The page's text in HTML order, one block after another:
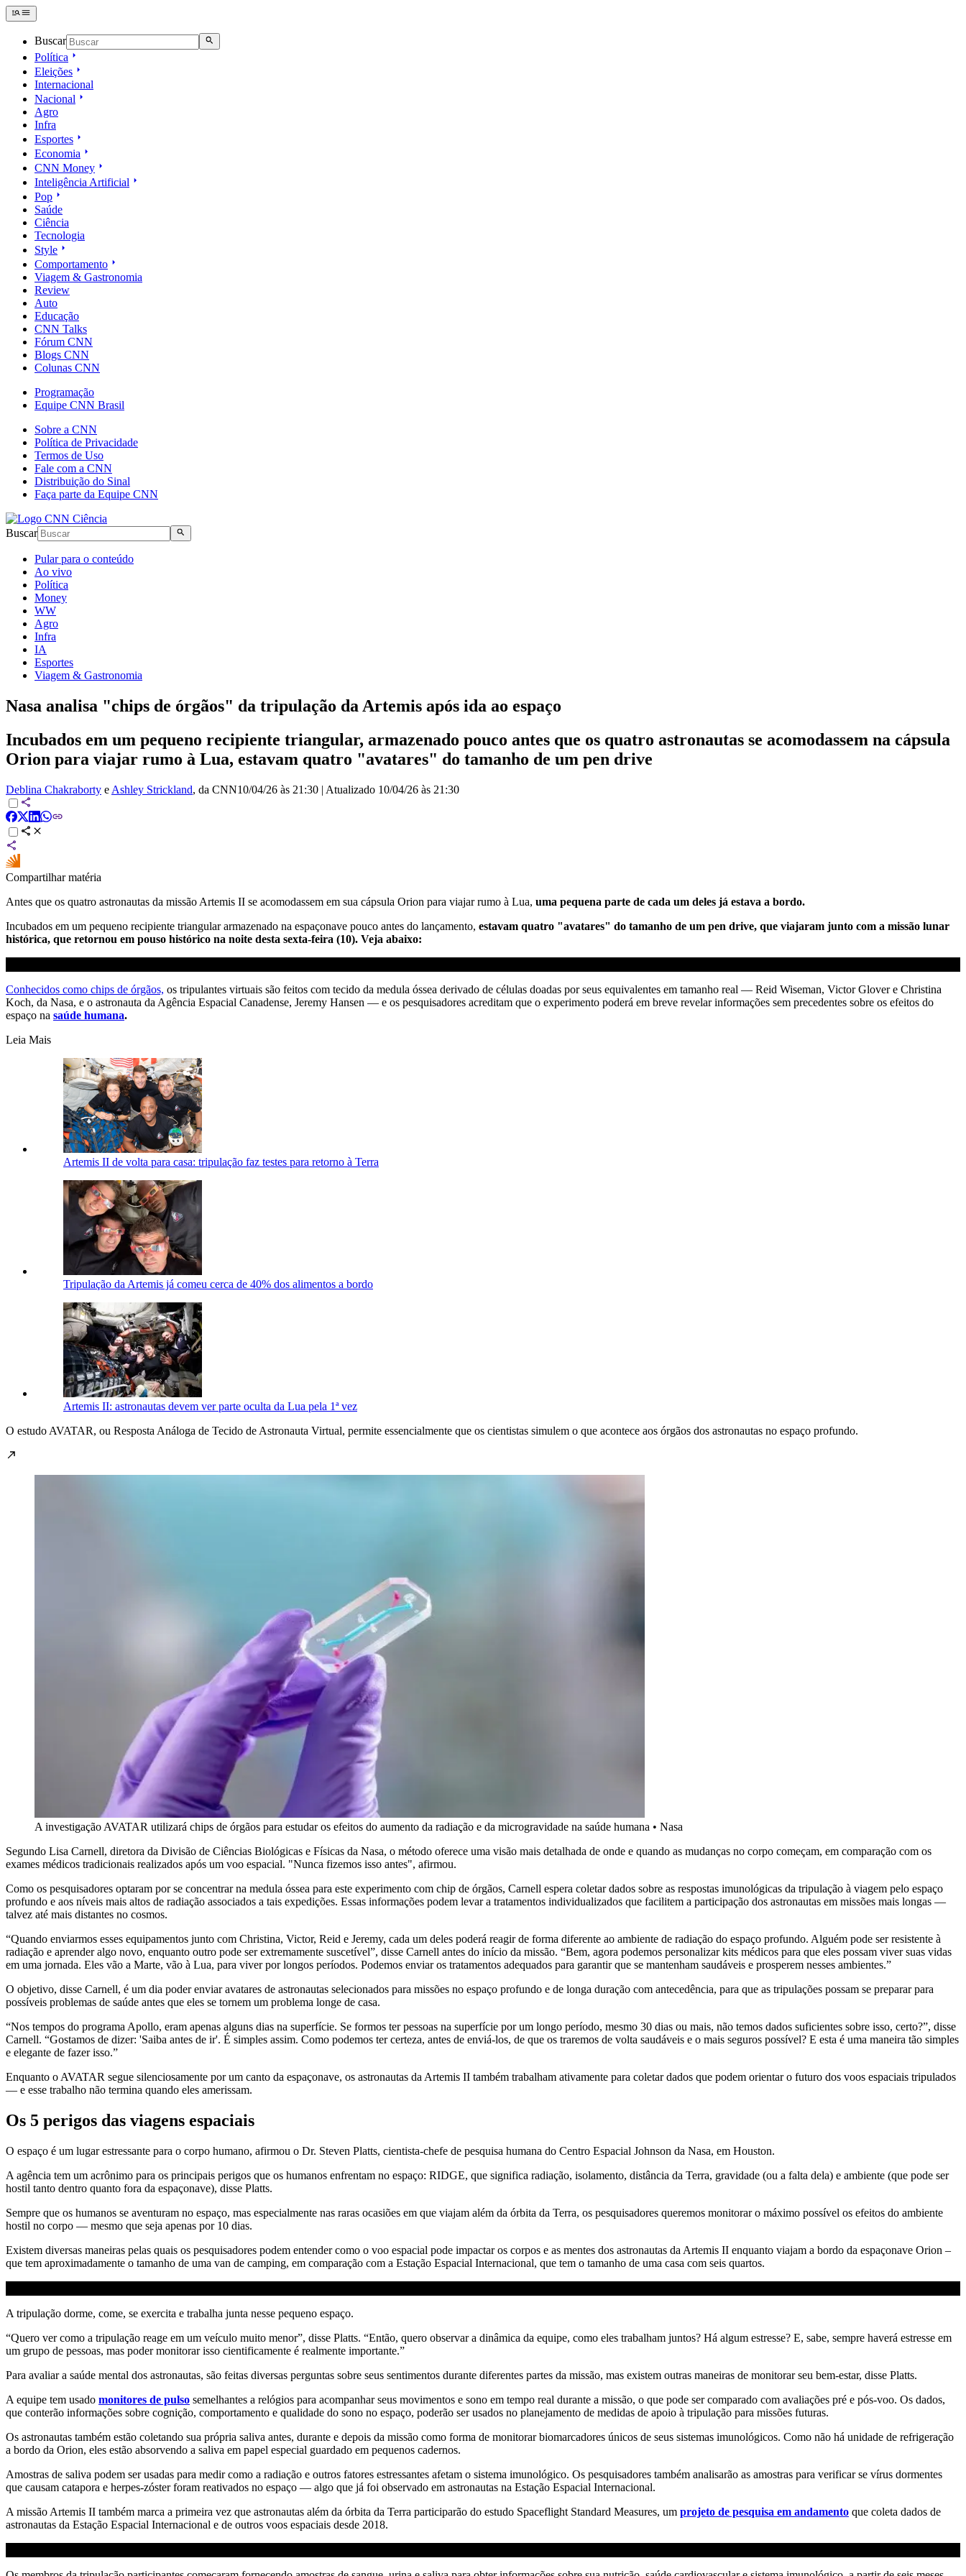
Buscar
Política
Eleições
Internacional
Nacional
Agro
Infra
Esportes
Economia
CNN Money
Inteligência Artificial
Pop
Saúde
Ciência
Tecnologia
Style
Comportamento
Viagem & Gastronomia
Review
Auto
Educação
CNN Talks
Fórum CNN
Blogs CNN
Colunas CNN
Programação
Equipe CNN Brasil
Sobre a CNN
Política de Privacidade
Termos de Uso
Fale com a CNN
Distribuição do Sinal
Faça parte da Equipe CNN
Buscar
Pular para o conteúdo
Ao vivo
Política
Money
WW
Agro
Infra
IA
Esportes
Viagem & Gastronomia
Nasa analisa "chips de órgãos" da tripulação da Artemis após ida ao espaço
Incubados em um pequeno recipiente triangular, armazenado pouco antes que os quatro astronautas se acomodassem na cápsula
Orion para viajar rumo à Lua, estavam quatro "avatares" do tamanho de um pen drive
Deblina Chakraborty e Ashley Strickland, da CNN10/04/26 às 21:30 | Atualizado 10/04/26 às 21:30
Compartilhar matéria
Antes que os quatro astronautas da missão Artemis II se acomodassem em sua cápsula Orion para viajar rumo à Lua, uma pequena parte de cada um deles já estava a bordo.
Incubados em um pequeno recipiente triangular armazenado na espaçonave pouco antes do lançamento, estavam quatro "avatares" do tamanho de um pen drive, que viajaram junto com a missão lunar
histórica, que retornou em pouso histórico na noite desta sexta-feira (10). Veja abaixo:
Conhecidos como chips de órgãos, os tripulantes virtuais são feitos com tecido da medula óssea derivado de células doadas por seus equivalentes em tamanho real — Reid Wiseman, Victor Glover e Christina
Koch, da Nasa, e o astronauta da Agência Espacial Canadense, Jeremy Hansen — e os pesquisadores acreditam que o experimento poderá em breve revelar informações sem precedentes sobre os efeitos do
espaço na saúde humana.
Leia Mais
Artemis II de volta para casa: tripulação faz testes para retorno à Terra
Tripulação da Artemis já comeu cerca de 40% dos alimentos a bordo
Artemis II: astronautas devem ver parte oculta da Lua pela 1ª vez
O estudo AVATAR, ou Resposta Análoga de Tecido de Astronauta Virtual, permite essencialmente que os cientistas simulem o que acontece aos órgãos dos astronautas no espaço profundo.
A investigação AVATAR utilizará chips de órgãos para estudar os efeitos do aumento da radiação e da microgravidade na saúde humana • Nasa
Segundo Lisa Carnell, diretora da Divisão de Ciências Biológicas e Físicas da Nasa, o método oferece uma visão mais detalhada de onde e quando as mudanças no corpo começam, em comparação com os
exames médicos tradicionais realizados após um voo espacial. "Nunca fizemos isso antes", afirmou.
Como os pesquisadores optaram por se concentrar na medula óssea para este experimento com chip de órgãos, Carnell espera coletar dados sobre as respostas imunológicas da tripulação à viagem pelo espaço
profundo e aos níveis mais altos de radiação associados a tais expedições. Essas informações podem levar a tratamentos individualizados que facilitem a participação dos astronautas em missões mais longas —
talvez até mais distantes no cosmos.
“Quando enviarmos esses equipamentos junto com Christina, Victor, Reid e Jeremy, cada um deles poderá reagir de forma diferente ao ambiente de radiação do espaço profundo. Alguém pode ser resistente à
radiação e aprender algo novo, enquanto outro pode ser extremamente suscetível”, disse Carnell antes do início da missão. “Bem, agora podemos personalizar kits médicos para que eles possam viver suas vidas
em uma jornada. Eles vão a Marte, vão à Lua, para viver por longos períodos. Podemos enviar os tratamentos adequados para garantir que se mantenham saudáveis ​​e prosperem nesses ambientes.”
O objetivo, disse Carnell, é um dia poder enviar avatares de astronautas selecionados para missões no espaço profundo e de longa duração com antecedência, para que as tripulações possam se preparar para
possíveis problemas de saúde antes que eles se tornem um problema longe de casa.
“Nos tempos do programa Apollo, eram apenas alguns dias na superfície. Se formos ter pessoas na superfície por um longo período, mesmo 30 dias ou mais, não temos dados suficientes sobre isso, certo?”, disse
Carnell. “Gostamos de dizer: 'Saiba antes de ir'. É simples assim. Como podemos ter certeza, antes de enviá-los, de que os traremos de volta saudáveis ​​e o mais seguros possível? E esta é uma maneira tão simples
e elegante de fazer isso.”
Enquanto o AVATAR segue silenciosamente por um canto da espaçonave, os astronautas da Artemis II também trabalham ativamente para coletar dados que podem orientar o futuro dos voos espaciais tripulados
— e esse trabalho não termina quando eles amerissam.
Os 5 perigos das viagens espaciais
O espaço é um lugar estressante para o corpo humano, afirmou o Dr. Steven Platts, cientista-chefe de pesquisa humana do Centro Espacial Johnson da Nasa, em Houston.
A agência tem um acrônimo para os principais perigos que os humanos enfrentam no espaço: RIDGE, que significa radiação, isolamento, distância da Terra, gravidade (ou a falta dela) e ambiente (que pode ser
hostil tanto dentro quanto fora da espaçonave), disse Platts.
Sempre que os humanos se aventuram no espaço, mas especialmente nas raras ocasiões em que viajam além da órbita da Terra, os pesquisadores queremos monitorar o máximo possível os efeitos do ambiente
hostil no corpo — mesmo que seja apenas por 10 dias.
Existem diversas maneiras pelas quais os pesquisadores podem entender como o voo espacial pode impactar os corpos e as mentes dos astronautas da Artemis II enquanto viajam a bordo da espaçonave Orion –
que tem aproximadamente o tamanho de uma van de camping, em comparação com a Estação Espacial Internacional, que tem o tamanho de uma casa com seis quartos.
A tripulação dorme, come, se exercita e trabalha junta nesse pequeno espaço.
“Quero ver como a tripulação reage em um veículo muito menor”, ​​disse Platts. “Então, quero observar a dinâmica da equipe, como eles trabalham juntos? Há algum estresse? E, sabe, sempre haverá estresse em
um grupo de pessoas, mas poder monitorar isso cientificamente é realmente importante.”
Para avaliar a saúde mental dos astronautas, são feitas diversas perguntas sobre seus sentimentos durante diferentes partes da missão, mas existem outras maneiras de monitorar seu bem-estar, disse Platts.
A equipe tem usado monitores de pulso semelhantes a relógios para acompanhar seus movimentos e sono em tempo real durante a missão, o que pode ser comparado com avaliações pré e pós-voo. Os dados,
que conterão informações sobre cognição, comportamento e qualidade do sono no espaço, poderão ser usados ​​no planejamento de medidas de apoio à tripulação para missões futuras.
Os astronautas também estão coletando sua própria saliva antes, durante e depois da missão como forma de monitorar biomarcadores únicos de seus sistemas imunológicos. Como não há unidade de refrigeração
a bordo da Orion, eles estão absorvendo a saliva em papel especial guardado em pequenos cadernos.
Amostras de saliva podem ser usadas para medir como a radiação e outros fatores estressantes afetam o sistema imunológico. Os pesquisadores também analisarão as amostras para verificar se vírus dormentes
que causam catapora e herpes-zóster foram reativados no espaço — algo que já foi observado em astronautas na Estação Espacial Internacional.
A missão Artemis II também marca a primeira vez que astronautas além da órbita da Terra participarão do estudo Spaceflight Standard Measures, um projeto de pesquisa em andamento que coleta dados de
astronautas da Estação Espacial Internacional e de outros voos espaciais desde 2018.